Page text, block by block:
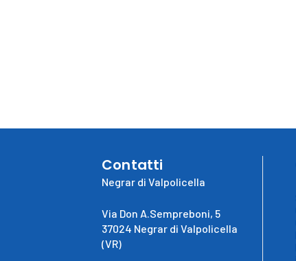
Contatti
Negrar di Valpolicella
Via Don A.Sempreboni, 5
37024 Negrar di Valpolicella
(VR)